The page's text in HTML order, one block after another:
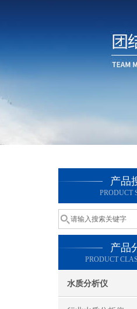
产品
PRODUCT
产品
PRODUCT
水质分析仪